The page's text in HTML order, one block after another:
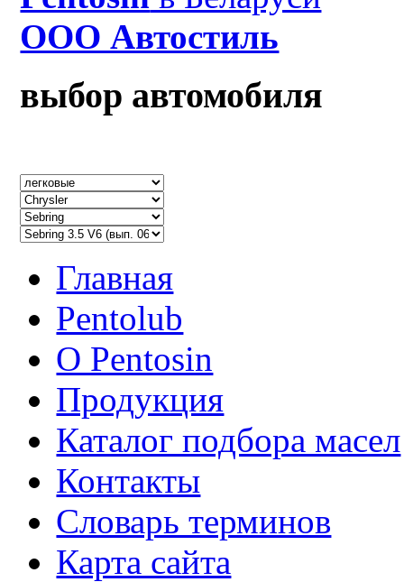
ООО Автостиль
выбор автомобиля
Главная
Pentolub
О Pentosin
Продукция
Каталог подбора масел
Контакты
Словарь терминов
Карта сайта